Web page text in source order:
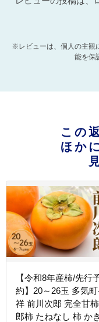
※レビューは、個人の主観
能を保
この
ほか
【令和8年産柿/先行
約】20～26玉 多気
祥 前川次郎 完全甘
郎柿 たねなし 柿 かき